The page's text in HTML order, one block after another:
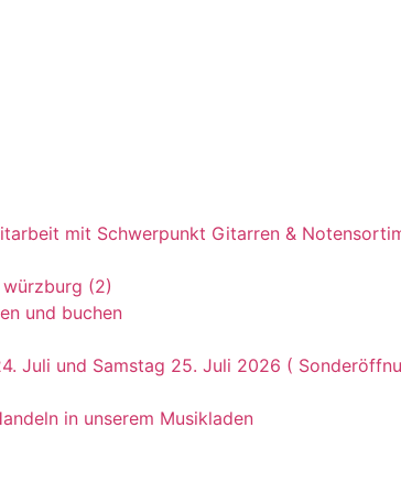
mit Schwerpunkt Gitarren &
und buchen
Juli und Samstag 25. Juli 2026 (
in unserem Musikladen